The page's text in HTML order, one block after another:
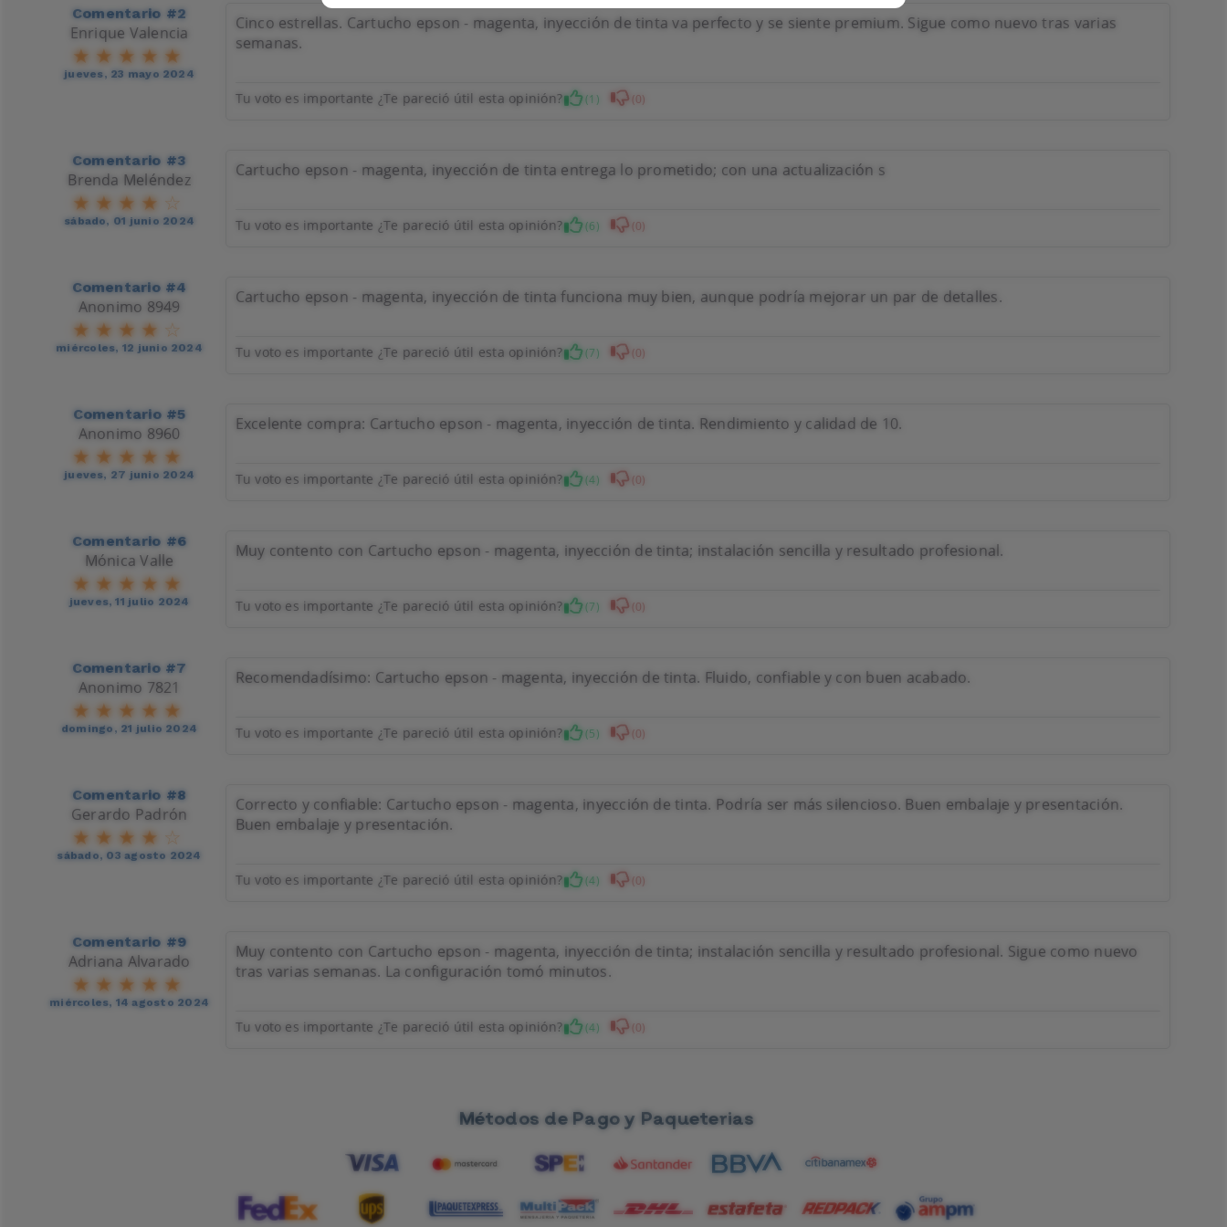
Comentario #2
Enrique Valencia
jueves, 23 mayo 2024
Cinco estrellas. Cartucho epson - magenta, inyección de tinta va perfecto y se siente premium. Sigue como nuevo tras varias
semanas.
Tu voto es importante ¿Te pareció útil esta opinión? (1) (0)
Comentario #3
Brenda Meléndez
sábado, 01 junio 2024
Cartucho epson - magenta, inyección de tinta entrega lo prometido; con una actualización s
Tu voto es importante ¿Te pareció útil esta opinión? (6) (0)
Comentario #4
Anonimo 8949
miércoles, 12 junio 2024
Cartucho epson - magenta, inyección de tinta funciona muy bien, aunque podría mejorar un par de detalles.
Tu voto es importante ¿Te pareció útil esta opinión? (7) (0)
Comentario #5
Anonimo 8960
jueves, 27 junio 2024
Excelente compra: Cartucho epson - magenta, inyección de tinta. Rendimiento y calidad de 10.
Tu voto es importante ¿Te pareció útil esta opinión? (4) (0)
Comentario #6
Mónica Valle
jueves, 11 julio 2024
Muy contento con Cartucho epson - magenta, inyección de tinta; instalación sencilla y resultado profesional.
Tu voto es importante ¿Te pareció útil esta opinión? (7) (0)
Comentario #7
Anonimo 7821
domingo, 21 julio 2024
Recomendadísimo: Cartucho epson - magenta, inyección de tinta. Fluido, confiable y con buen acabado.
Tu voto es importante ¿Te pareció útil esta opinión? (5) (0)
Comentario #8
Gerardo Padrón
sábado, 03 agosto 2024
Correcto y confiable: Cartucho epson - magenta, inyección de tinta. Podría ser más silencioso. Buen embalaje y presentación.
Buen embalaje y presentación.
Tu voto es importante ¿Te pareció útil esta opinión? (4) (0)
Comentario #9
Adriana Alvarado
miércoles, 14 agosto 2024
Muy contento con Cartucho epson - magenta, inyección de tinta; instalación sencilla y resultado profesional. Sigue como nuevo
tras varias semanas. La configuración tomó minutos.
Tu voto es importante ¿Te pareció útil esta opinión? (4) (0)
Métodos de Pago y Paqueterias